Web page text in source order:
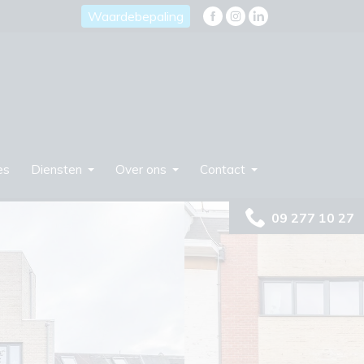
Waardebepaling
Diensten Over ons Contact
09 277 10 27